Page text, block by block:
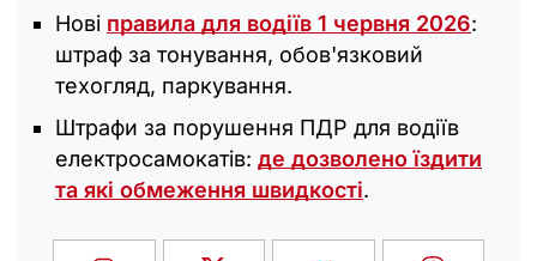
Нові правила для водіїв 1 червня 2026:
штраф за тонування, обов'язковий
техогляд, паркування.
Штрафи за порушення ПДР для водіїв
електросамокатів: де дозволено їздити
та які обмеження швидкості.